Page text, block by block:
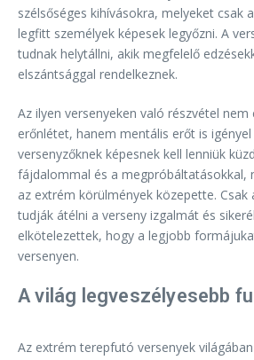
szélsőséges kihívásokra, melyeket csak
legfitt személyek képesek legyőzni. A
tudnak helytállni, akik megfelelő
elszántsággal rendelkeznek.
Az ilyen versenyeken való részvétel nem
erőnlétet, hanem mentális erőt is
versenyzőknek képesnek kell lenniük
fájdalommal és a megpróbáltatásokkal,
az extrém körülmények közepette.
tudják átélni a verseny izgalmát és
elkötelezettek, hogy a legjobb
versenyen.
A világ legveszélyesebb
Az extrém terepfutó versenyek